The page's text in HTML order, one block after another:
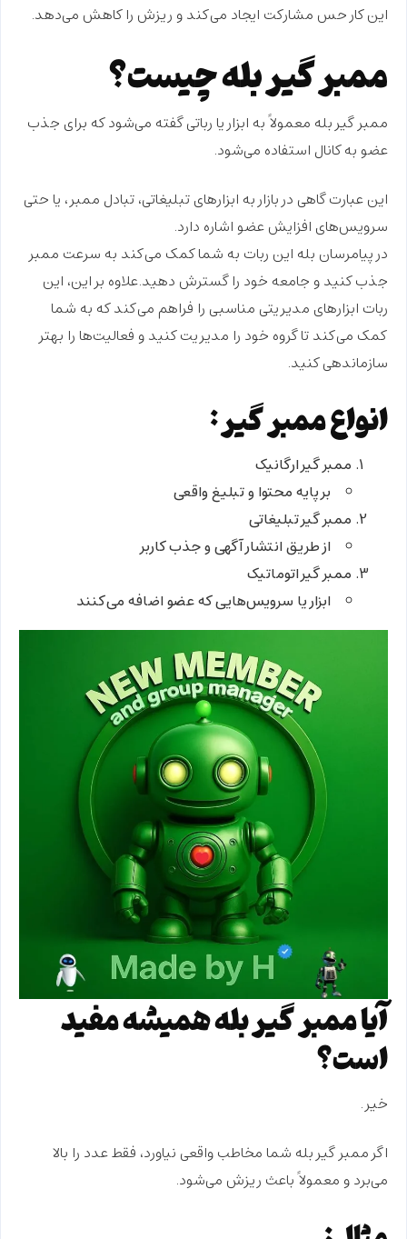
این کار حس مشارکت ایجاد می‌کند و ریزش را کاهش می‌دهد.
ممبر گیر بله چیست؟
ممبر گیر بله معمولاً به ابزار یا رباتی گفته می‌شود که برای جذب
عضو به کانال استفاده می‌شود.
این عبارت گاهی در بازار به ابزارهای تبلیغاتی، تبادل ممبر، یا حتی
سرویس‌های افزایش عضو اشاره دارد.
در پیامرسان بله این ربات به شما کمک می‌کند به سرعت ممبر
جذب کنیدو جامعه خود را گسترش دهید.علاوه بر این، این
ربات ابزارهای مدیریتی مناسبی را فراهم می‌کند که به شما
کمک می‌کند تا گروه خود را مدیریت کنیدو فعالیت‌ها را بهتر
سازماندهی کنید.
انواع ممبر گیر:
ممبر گیر ارگانیک
بر پایه محتوا و تبلیغ واقعی
ممبر گیر تبلیغاتی
از طریق انتشار آگهی و جذب کاربر
ممبر گیر اتوماتیک
ابزار یا سرویس‌هایی که عضو اضافه می‌کنند
آیا ممبر گیر بله همیشه مفید
است؟
خیر.
اگر ممبر گیر بله شما مخاطب واقعی نیاورد، فقط عدد را بالا
می‌برد و معمولاً باعث ریزش می‌شود.